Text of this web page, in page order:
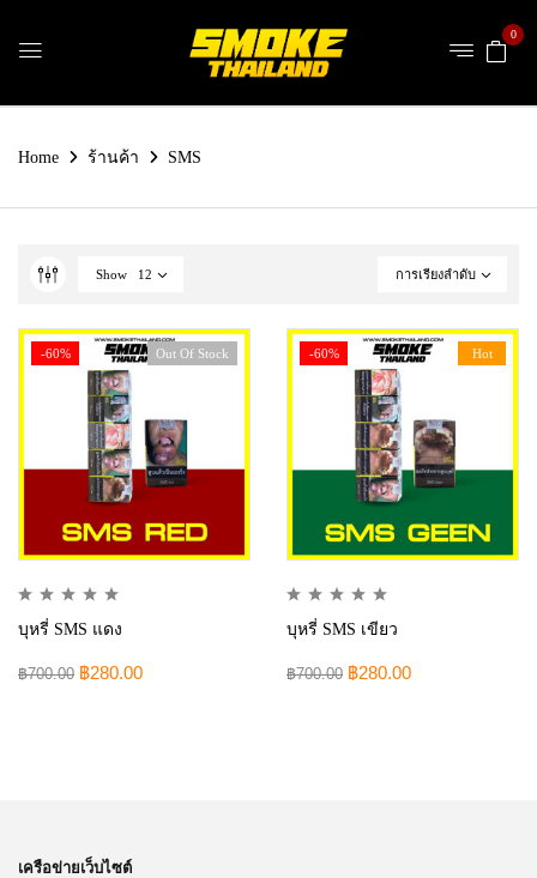
0
Home ร้านค้า SMS
การเรียงลำดับ
Show 12
Hot
-60% Out Of Stock
บุหรี่ SMS แดง
฿700.00 ฿280.00
Hot
-60%
บุหรี่ SMS เขียว
฿700.00 ฿280.00
เครือข่ายเว็บไซต์